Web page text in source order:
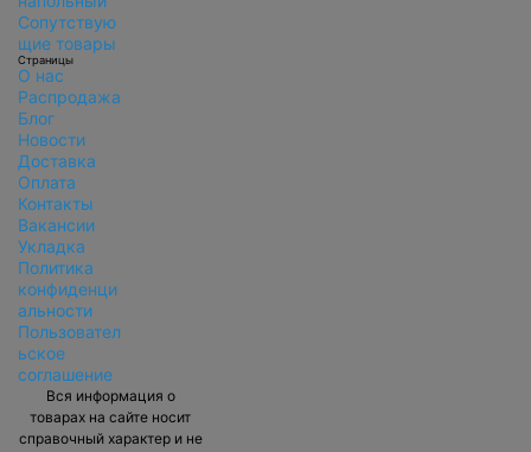
Сопутствую
щие товары
Страницы
О нас
Распродажа
Блог
Новости
Доставка
Оплата
Контакты
Вакансии
Укладка
Политика
конфиденци
альности
Пользовател
ьское
соглашение
Вся информация о
товарах на сайте носит
справочный характер и не